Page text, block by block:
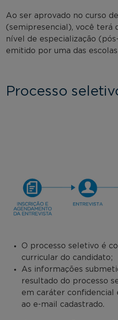
Ao ser aprovado no curso
(semipresencial), você terá
nível de especialização
emitido por uma das escolas
Processo
O processo seletivo é
curricular do candidato;
As informações
resultado do processo
em caráter confidencial
ao e-mail cadastrado.